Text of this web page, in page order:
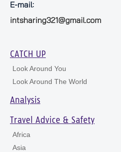
E-mail:
intsharing321@gmail.com
CATCH UP
Look Around You
Look Around The World
Analysis
Travel Advice & Safety
Africa
Asia